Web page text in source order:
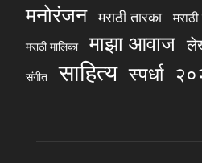
मनोरंजन मराठी तारका
मराठी मालिका माझा आवाज
संगीत साहित्य स्पर्धा